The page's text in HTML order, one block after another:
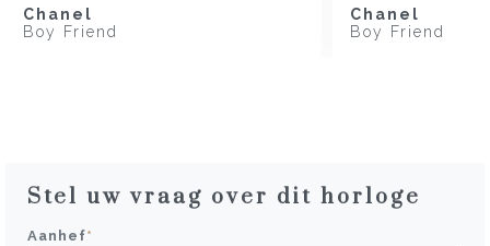
Chanel
Boy Friend
Chanel
Boy Friend
Stel uw vraag over dit horloge
Aanhef*